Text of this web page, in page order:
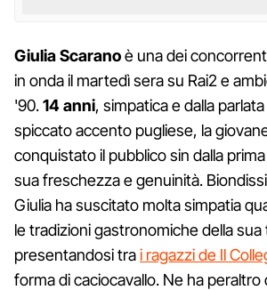
Giulia Scaranoè una dei
in onda il martedì sera su Rai2 e
'90.14 anni, simpatica e dalla
spiccato accento pugliese, la
conquistato il pubblico sin dalla
sua freschezza e genuinità.
Giulia ha suscitato molta simpatia
le tradizioni gastronomiche della sua
presentandosi trai ragazzi de Il
forma di caciocavallo. Ne ha